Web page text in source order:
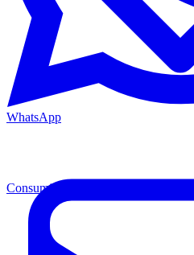
WhatsApp
Consumibles